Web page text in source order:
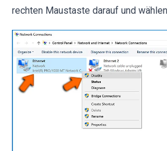
rechten Maustaste darauf und